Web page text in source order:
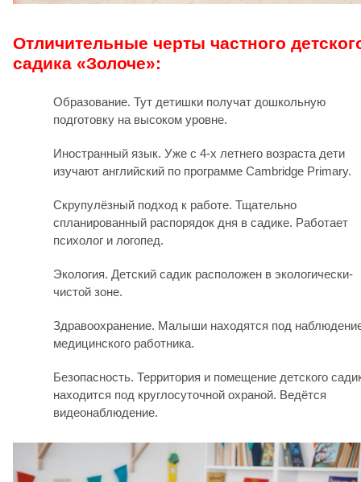
Отличительные черты частного
садика «Золоче»:
Образование. Тут детишки получат дошкольную
подготовку на высоком уровне.
Иностранный язык. Уже с 4-х летнего возраста дети
изучают английский по программе Cambridge Primary.
Скрупулёзный подход к работе. Тщательно
спланированный распорядок дня в садике. Работает
психолог и логопед.
Экология. Детский садик расположен в экологически-
чистой зоне.
Здравоохранение. Малыши находятся под
медицинского работника.
Безопасность. Территория и помещение детского
находится под круглосуточной охраной. Ведётся
видеонаблюдение.